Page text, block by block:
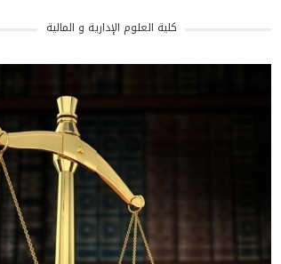
كلية العلوم الإدارية و المالية